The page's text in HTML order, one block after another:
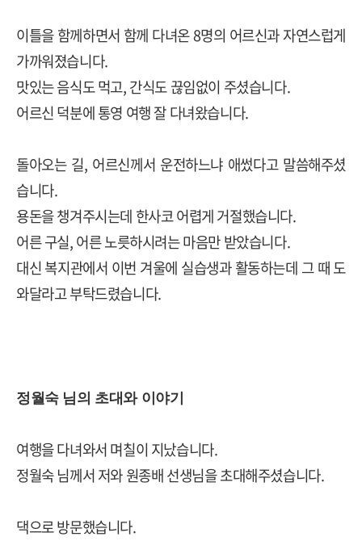
이틀을 함께하면서 함께 다녀온 8명의 어르신과 자연스럽게
가까워졌습니다.
맛있는 음식도 먹고, 간식도 끊임없이 주셨습니다.
어르신 덕분에 통영 여행 잘 다녀왔습니다.
돌아오는 길, 어르신께서 운전하느냐 애썼다고 말씀해주셨
습니다.
용돈을 챙겨주시는데 한사코 어렵게 거절했습니다.
어른 구실, 어른 노릇하시려는 마음만 받았습니다.
대신 복지관에서 이번 겨울에 실습생과 활동하는데 그 때 도
와달라고 부탁드렸습니다.
정월숙 님의 초대와 이야기
여행을 다녀와서 며칠이 지났습니다.
정월숙 님께서 저와 원종배 선생님을 초대해주셨습니다.
댁으로 방문했습니다.